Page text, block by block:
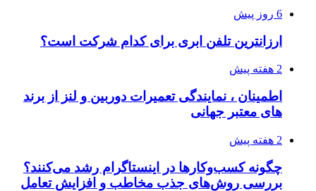
6 روز پیش
ارزانترین تلفن ابری برای کدام شرکت است؟
2 هفته پیش
اطمینان ، نمایندگی تعمیرات دوربین و لنز از برند
های معتبر جهانی
2 هفته پیش
چگونه کسب‌وکارها در اینستاگرام رشد می‌کنند؟
بررسی روش‌های جذب مخاطب و افزایش تعامل